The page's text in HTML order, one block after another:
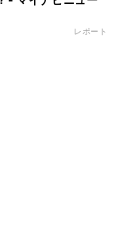
レポート